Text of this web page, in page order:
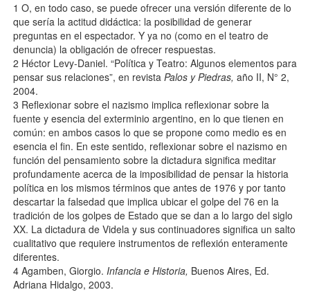
1 O, en todo caso, se puede ofrecer una versión diferente de lo
que sería la actitud didáctica: la posibilidad de generar
preguntas en el espectador. Y ya no (como en el teatro de
denuncia) la obligación de ofrecer respuestas.
2 Héctor Levy-Daniel. “Política y Teatro: Algunos elementos para
pensar sus relaciones”, en revista Palos y Piedras, año II, N° 2,
2004.
3 Reflexionar sobre el nazismo implica reflexionar sobre la
fuente y esencia del exterminio argentino, en lo que tienen en
común: en ambos casos lo que se propone como medio es en
esencia el fin. En este sentido, reflexionar sobre el nazismo en
función del pensamiento sobre la dictadura significa meditar
profundamente acerca de la imposibilidad de pensar la historia
política en los mismos términos que antes de 1976 y por tanto
descartar la falsedad que implica ubicar el golpe del 76 en la
tradición de los golpes de Estado que se dan a lo largo del siglo
XX. La dictadura de Videla y sus continuadores significa un salto
cualitativo que requiere instrumentos de reflexión enteramente
diferentes.
4Agamben, Giorgio. Infancia e Historia, Buenos Aires, Ed.
Adriana Hidalgo, 2003.